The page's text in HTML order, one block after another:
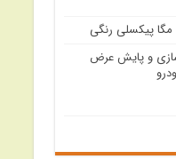
و پایش عرض